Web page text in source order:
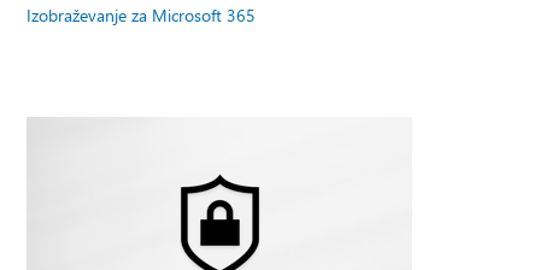
Izobraževanje za Microsoft 365